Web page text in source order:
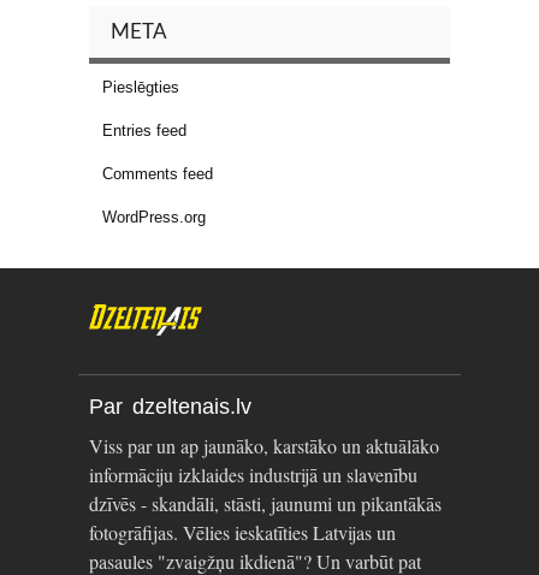
META
Pieslēgties
Entries feed
Comments feed
WordPress.org
Par dzeltenais.lv
Viss par un ap jaunāko, karstāko un aktuālāko
informāciju izklaides industrijā un slavenību
dzīvēs - skandāli, stāsti, jaunumi un pikantākās
fotogrāfijas. Vēlies ieskatīties Latvijas un
pasaules "zvaigžņu ikdienā"? Un varbūt pat